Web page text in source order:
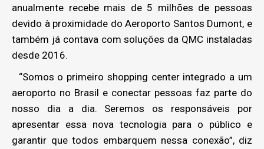
anualmente recebe mais de 5 milhões de pessoas
devido à proximidade do Aeroporto Santos Dumont, e
também já contava com soluções da QMC instaladas
desde 2016.
“Somos o primeiro shopping center integrado a um
aeroporto no Brasil e conectar pessoas faz parte do
nosso dia a dia. Seremos os responsáveis por
apresentar essa nova tecnologia para o público e
garantir que todos embarquem nessa conexão”, diz